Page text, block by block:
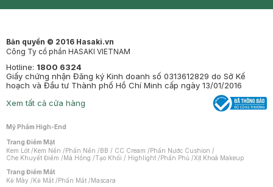
Bản quyền © 2016 Hasaki.vn
Công Ty cổ phần HASAKI VIETNAM
Hotline: 1800 6324
Giấy chứng nhận Đăng ký Kinh doanh số 0313612829 do Sở Kế
hoạch và Đầu tư Thành phố Hồ Chí Minh cấp ngày 13/01/2016
Xem tất cả cửa hàng
Mỹ Phẩm High-End
Trang Điểm Mặt
Kem Lót /Kem Nền /Phấn Nền /BB / CC Cream /Phấn Nước Cushion /
Che Khuyết Điểm /Má Hồng /Tạo Khối / Highlight /Phấn Phủ /Xịt Khoá Makeup
Trang Điểm Mắt
Kẻ Mày /Kẻ Mắt /Phấn Mắt /Mascara